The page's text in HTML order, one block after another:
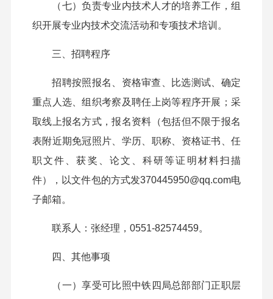
（七）负责专业内技术人才的培养工作，组
织开展专业内技术交流活动和专项技术培训。
三 、招聘程序
招聘按照报名、资格审查、比选测试、确定
重点人选、组织考察及聘任上岗等程序开展 ；采
取线上报名方式，报名资料（包括但不限于报名
表附近期免冠照片、学历、职称、资格证书、任
职文件、获奖、论文、科研等证明材料扫描
件）， 以文件包的方式发370445950@qq.com电
子邮箱。
联系人：张经理，0551-82574459。
四、其他事项
（一）享受可比照中铁四局总部部门正职层